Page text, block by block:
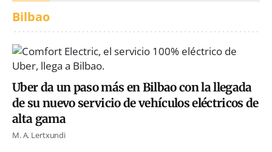
Bilbao
Uber da un paso más en Bilbao con la llegada
de su nuevo servicio de vehículos eléctricos de
alta gama
M. A. Lertxundi